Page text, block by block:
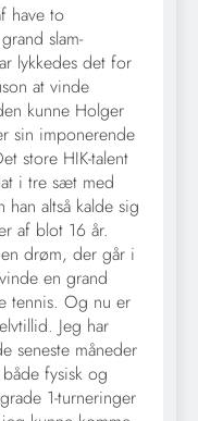
have to
slam-
lykkedes det for
at vinde
kunne Holger
sin imponerende
store HIK-talent
i tre sæt med
altså kalde sig
af blot 16 år.
drøm, der går i
en grand
tennis. Og nu er
Jeg har
seneste måneder
fysisk og
1-turneringer